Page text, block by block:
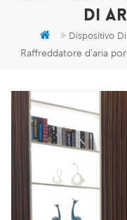
DI
Dispositivo
Raffreddatore d'aria